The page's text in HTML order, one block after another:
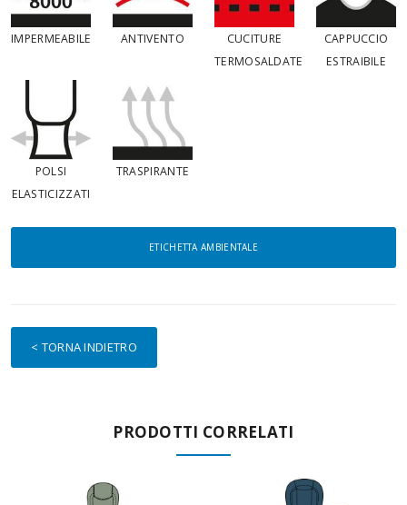
IMPERMEABILE ANTIVENTO
CUCITURE
TERMOSALDATE
CAPPUCCIO
ESTRAIBILE
POLSI
ELASTICIZZATI
TRASPIRANTE
ETICHETTA AMBIENTALE
< TORNA INDIETRO
PRODOTTI CORRELATI